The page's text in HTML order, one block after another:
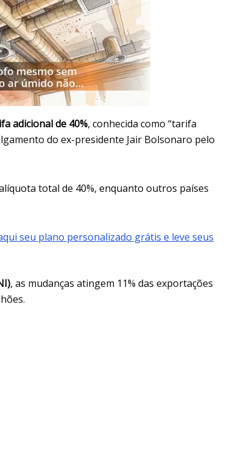
adicional de 40%, conhecida como “tarifa
do ex-presidente Jair Bolsonaro pelo
total de 40%, enquanto outros países
seu plano personalizado grátis e leve seus
, as mudanças atingem 11% das exportações